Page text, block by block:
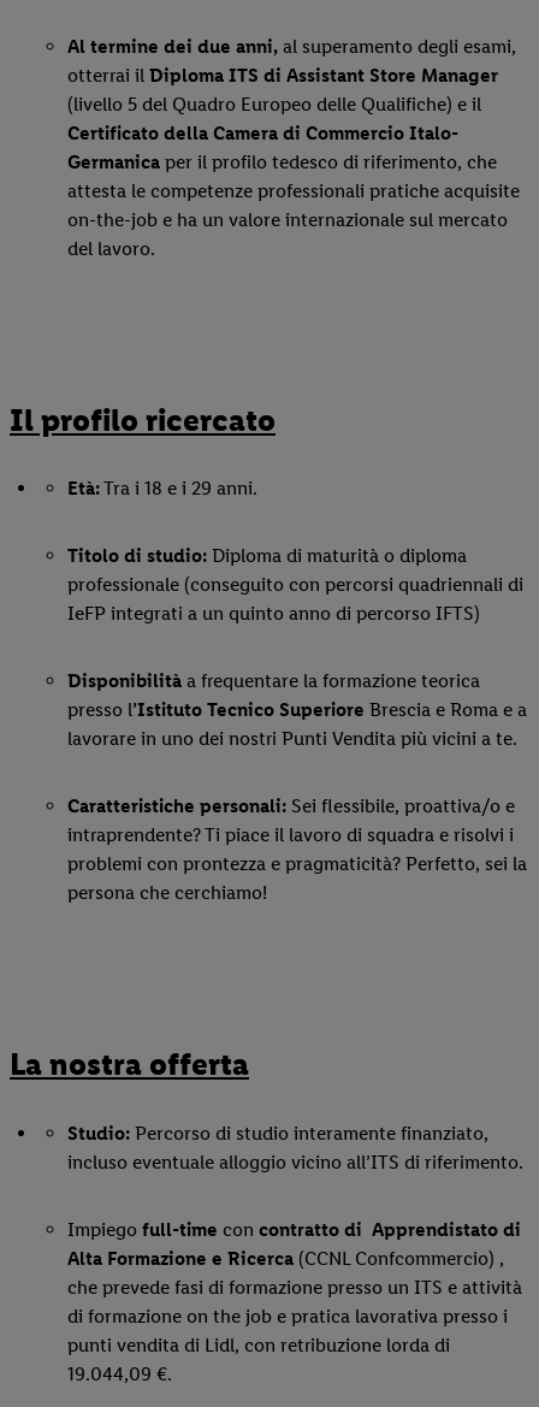
Al termine dei due anni, al superamento degli esami,
otterrai il Diploma ITS di Assistant Store Manager
(livello 5 del Quadro Europeo delle Qualifiche) e il
Certificato della Camera di Commercio Italo-
Germanica per il profilo tedesco di riferimento, che
attesta le competenze professionali pratiche acquisite
on-the-job e ha un valore internazionale sul mercato
del lavoro.
Il profilo ricercato
Età:Tra i 18 e i 29 anni.
Titolo di studio: Diploma di maturità o diploma
professionale (conseguito con percorsi quadriennali di
IeFP integrati a un quinto anno di percorso IFTS)
Disponibilità a frequentare la formazione teorica
presso l’Istituto Tecnico Superiore Brescia e Roma e a
lavorare in uno dei nostri Punti Vendita più vicini a te.
Caratteristiche personali: Sei flessibile, proattiva/o e
intraprendente? Ti piace il lavoro di squadra e risolvi i
problemi con prontezza e pragmaticità? Perfetto, sei la
persona che cerchiamo!
La nostra offerta
Studio: Percorso di studio interamente finanziato,
incluso eventuale alloggio vicino all’ITS di riferimento.
Impiego full-time con contratto di Apprendistato di
Alta Formazione e Ricerca (CCNL Confcommercio) ,
che prevede fasi di formazione presso un ITS e attività
di formazione on the job e pratica lavorativa presso i
punti vendita di Lidl, con retribuzione lorda di
19.044,09 €.